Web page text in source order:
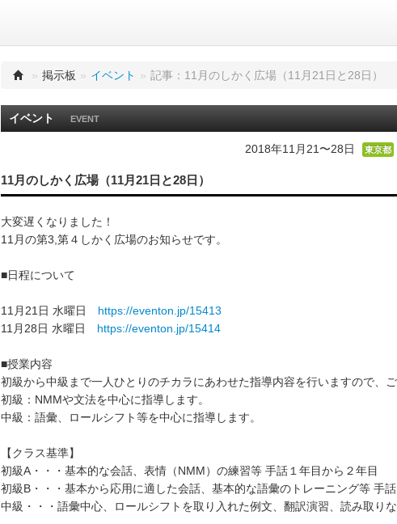
» 掲示板 » イベント » 記事：11月のしかく広場（11月21日と28日）
イベント EVENT
2018年11月21〜28日 東京都
11月のしかく広場（11月21日と28日）
大変遅くなりました！
11月の第3,第４しかく広場のお知らせです。
■日程について
11月21日 水曜日 https://eventon.jp/15413
11月28日 水曜日 https://eventon.jp/15414
■授業内容
初級から中級まで一人ひとりのチカラにあわせた指導内容を行いますので、ご
初級：NMMや文法を中心に指導します。
中級：語彙、ロールシフト等を中心に指導します。
【クラス基準】
初級A・・・基本的な会話、表情（NMM）の練習等 手話１年目から２年目
初級B・・・基本から応用に適した会話、基本的な語彙のトレーニング等 手
中級・・・語彙中心、ロールシフトを取り入れた例文、翻訳演習、読み取り